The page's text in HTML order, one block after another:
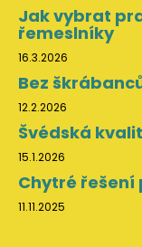
Jak vybrat
řemeslníky
16.3.2026
Bez
12.2.2026
Švédská
15.1.2026
Chytré řešení
11.11.2025